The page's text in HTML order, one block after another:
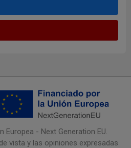
Europea - Next Generation EU.
vista y las opiniones expresadas